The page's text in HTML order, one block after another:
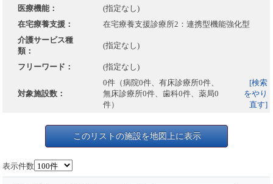
医療機能：
(指定なし)
在宅療養支援：
在宅療養支援診療所2：連携型機能強化型
介護サービス種
類：
(指定なし)
フリーワード： (指定なし)
対象施設数：
0件（病院0件、有床診療所0件、
無床診療所0件、歯科0件、薬局0
件）
[検索
をやり
直す]
このリストの施設を地図上に表示
表示件数